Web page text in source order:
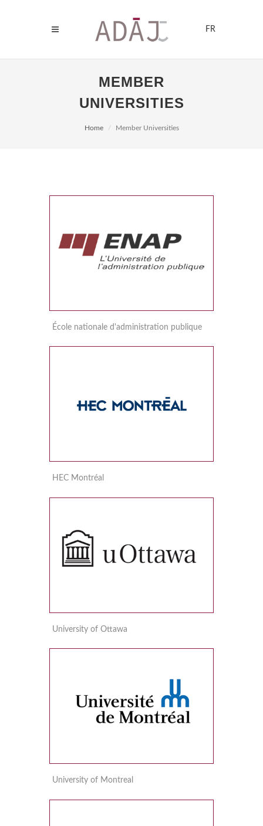
FR
MEMBER
UNIVERSITIES
Home Member Universities
École nationale d'administration publique
HEC Montréal
University of Ottawa
University of Montreal